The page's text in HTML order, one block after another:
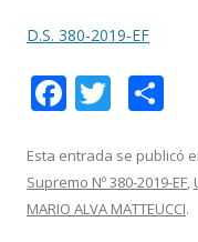
D.S. 380-2019-EF
F
e
b
T
itt
er
m
p
Esta entrada se publicó
Supremo Nº 380-2019-EF,
MARIO ALVA MATTEUCCI.